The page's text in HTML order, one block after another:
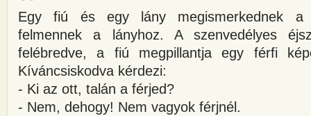
Egy fiú és egy lány megismerkednek a
felmennek a lányhoz. A szenvedélyes
felébredve, a fiú megpillantja egy férfi
Kíváncsiskodva kérdezi:
- Ki az ott, talán a férjed?
- Nem, dehogy! Nem vagyok férjnél.